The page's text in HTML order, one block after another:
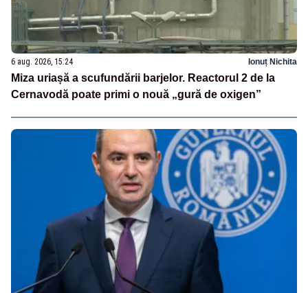
6 aug. 2026, 15:24 Ionuț Nichita
Miza uriașă a scufundării barjelor. Reactorul 2 de la
Cernavodă poate primi o nouă „gură de oxigen”